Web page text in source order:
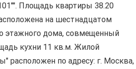
Площадь квартиры 38.20
на шестнадцатом
этажного дома, совмещенный
кухни 11 кв.м. Жилой
расположен по адресу: г. Москва,